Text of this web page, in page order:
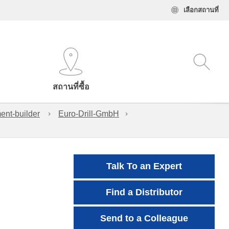
เลือกสถานที่
สถานที่ซื้อ
builder Euro-Drill-GmbH
Talk To an Expert
Find a Distributor
Send to a Colleague